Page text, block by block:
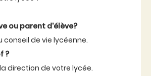
ou parent d'élève?
conseil de vie lycéenne.
?
la direction de votre lycée.